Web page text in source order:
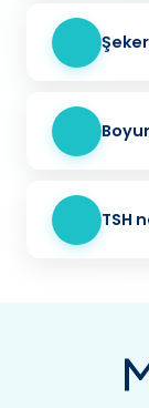
TSH